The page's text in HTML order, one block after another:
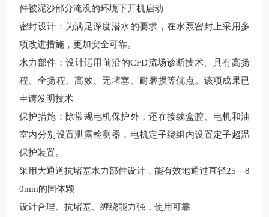
件被泥沙部分淹没的环境下开机启动
密封设计：为满足深度潜水的要求，在水泵密封上采用多
项改进措施，更加安全可靠。
水力部件：设计运用前沿的CFD流场诊断技术、具有高扬
程、全扬程、高效、无堵塞、耐磨损等优点。该项成果已
申请发明技术
保护措施：除常规电机保护外，还在接线盒腔、电机和油
室内分别设置泄露检测器，电机定子绕组内设置定子超温
保护装置。
采用大通道抗堵塞水力部件设计，能有效地通过直径25－8
0mm的固体颗
设计合理、抗堵塞、缠绕能力强，使用可靠